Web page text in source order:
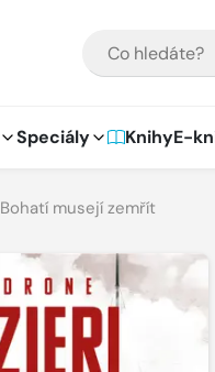
Speciály KnihyE-
Bohatí musejí zemřít